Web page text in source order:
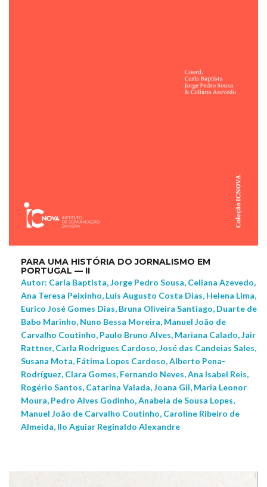
PARA UMA HISTÓRIA DO JORNALISMO EM
PORTUGAL — II
Autor: Carla Baptista, Jorge Pedro Sousa, Celiana Azevedo,
Ana Teresa Peixinho, Luís Augusto Costa Dias, Helena Lima,
Eurico José Gomes Dias, Bruna Oliveira Santiago, Duarte de
Babo Marinho, Nuno Bessa Moreira, Manuel João de
Carvalho Coutinho, Paulo Bruno Alves, Mariana Calado, Jair
Rattner, Carla Rodrigues Cardoso, José das Candeias Sales,
Susana Mota, Fátima Lopes Cardoso, Alberto Pena-
Rodríguez, Clara Gomes, Fernando Neves, Ana Isabel Reis,
Rogério Santos, Catarina Valada, Joana Gil, Maria Leonor
Moura, Pedro Alves Godinho, Anabela de Sousa Lopes,
Manuel João de Carvalho Coutinho, Caroline Ribeiro de
Almeida, Ilo Aguiar Reginaldo Alexandre